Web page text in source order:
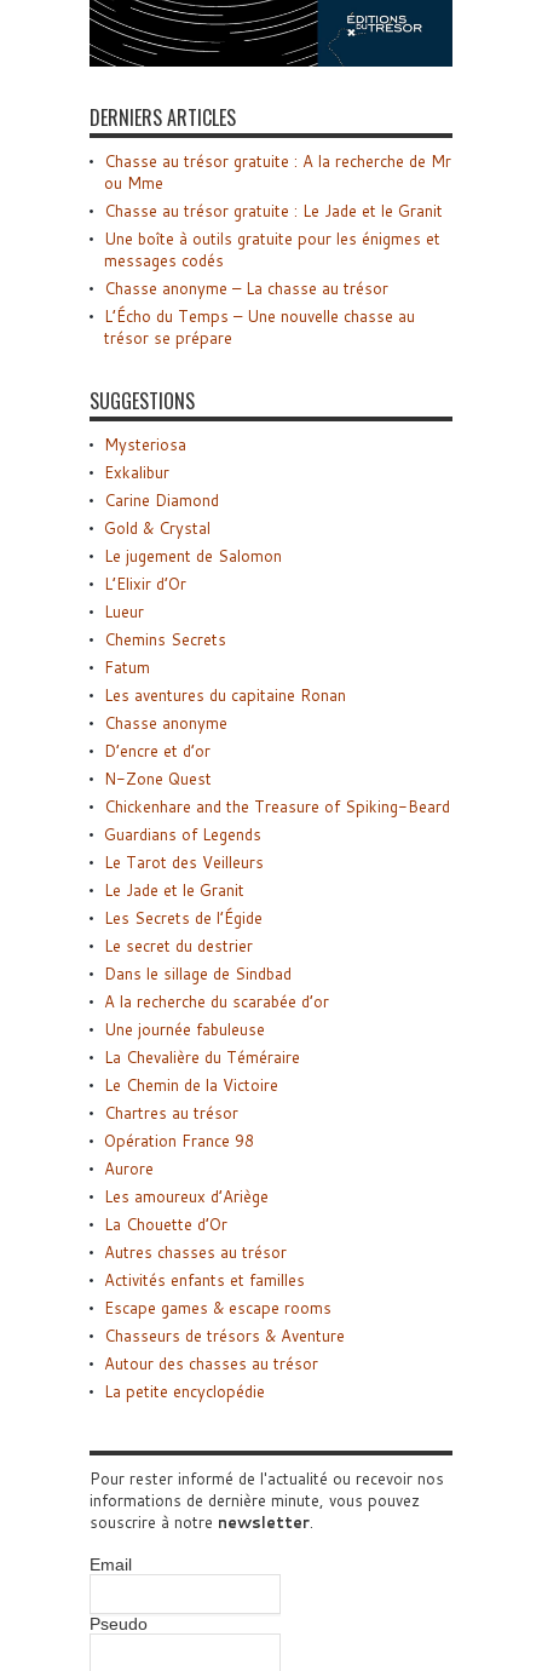
DERNIERS ARTICLES
Chasse au trésor gratuite : A la recherche de Mr
ou Mme
Chasse au trésor gratuite : Le Jade et le Granit
Une boîte à outils gratuite pour les énigmes et
messages codés
Chasse anonyme – La chasse au trésor
L’Écho du Temps – Une nouvelle chasse au
trésor se prépare
SUGGESTIONS
Mysteriosa
Exkalibur
Carine Diamond
Gold & Crystal
Le jugement de Salomon
L’Elixir d’Or
Lueur
Chemins Secrets
Fatum
Les aventures du capitaine Ronan
Chasse anonyme
D’encre et d’or
N-Zone Quest
Chickenhare and the Treasure of Spiking-Beard
Guardians of Legends
Le Tarot des Veilleurs
Le Jade et le Granit
Les Secrets de l’Égide
Le secret du destrier
Dans le sillage de Sindbad
A la recherche du scarabée d’or
Une journée fabuleuse
La Chevalière du Téméraire
Le Chemin de la Victoire
Chartres au trésor
Opération France 98
Aurore
Les amoureux d’Ariège
La Chouette d’Or
Autres chasses au trésor
Activités enfants et familles
Escape games & escape rooms
Chasseurs de trésors & Aventure
Autour des chasses au trésor
La petite encyclopédie
Pour rester informé de l'actualité ou recevoir nos
informations de dernière minute, vous pouvez
souscrire à notre newsletter.
Email
Pseudo